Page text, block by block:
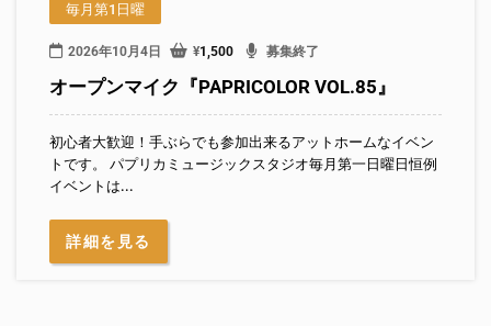
毎月第1日曜
2026年10月4日 ¥1,500 募集終了
オープンマイク『PAPRICOLOR VOL.85』
初心者大歓迎！手ぶらでも参加出来るアットホームなイベン
トです。 パプリカミュージックスタジオ毎月第一日曜日恒例
イベントは...
詳細を見る